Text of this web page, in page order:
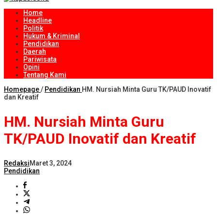
Home
Headline
Politik
Hukum & Kriminal
Pendidikan
Daerah
Pariwisata
Opini
Tentang Kami
Homepage/ Pendidikan HM. Nursiah Minta Guru TK/PAUD Inovatif
dan Kreatif
HM. Nursiah Minta Guru
TK/PAUD Inovatif dan Kreatif
RedaksiMaret 3, 2024
Pendidikan